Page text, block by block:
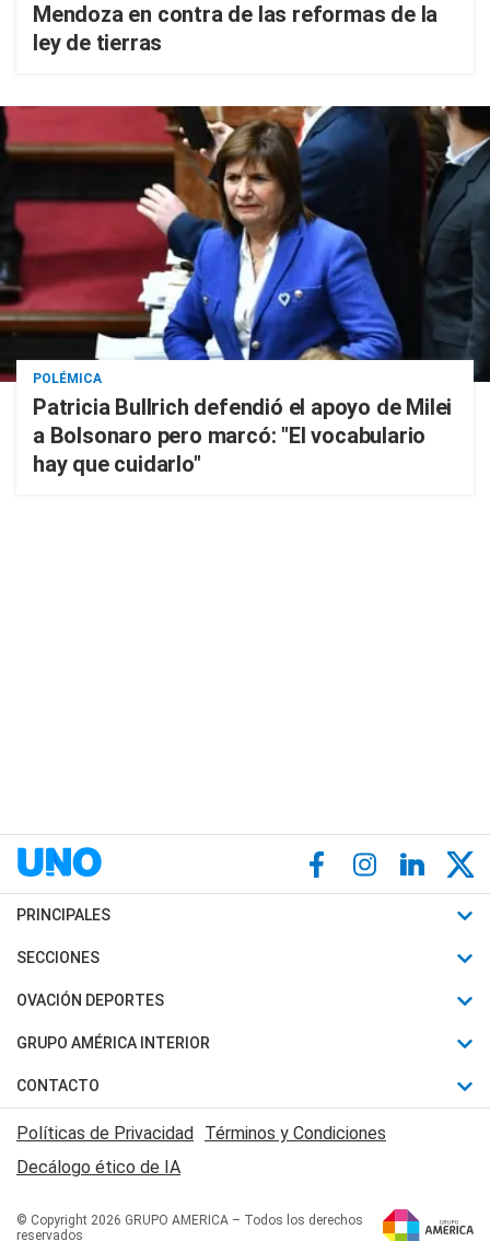
Mendoza en contra de las reformas de la
ley de tierras
POLÉMICA
Patricia Bullrich defendió el apoyo de Milei
a Bolsonaro pero marcó: "El vocabulario
hay que cuidarlo"
PRINCIPALES
Últimas Noticias
Política
Judiciales
Economia
SECCIONES
Horóscopo
Motores
Trucos caseros
Series y Películas
Edictos y Solicitadas
OVACIÓN DEPORTES
Fútbol
Mundial
Automovilismo
Rugby
Básquet
GRUPO AMÉRICA INTERIOR
Canal 7 en Vivo
San Juan 8
CONTACTO
Acerca de Nosotros
Contactanos
Políticas de Privacidad Términos y Condiciones
Decálogo ético de IA
© Copyright 2026 GRUPO AMERICA – Todos los derechos
reservados